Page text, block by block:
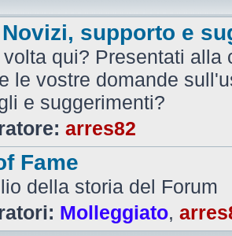
supporto e
volta qui? Presentati alla
le vostre domande
e suggerimenti?
arres82
Fame
della storia del Forum
Molleggiato,